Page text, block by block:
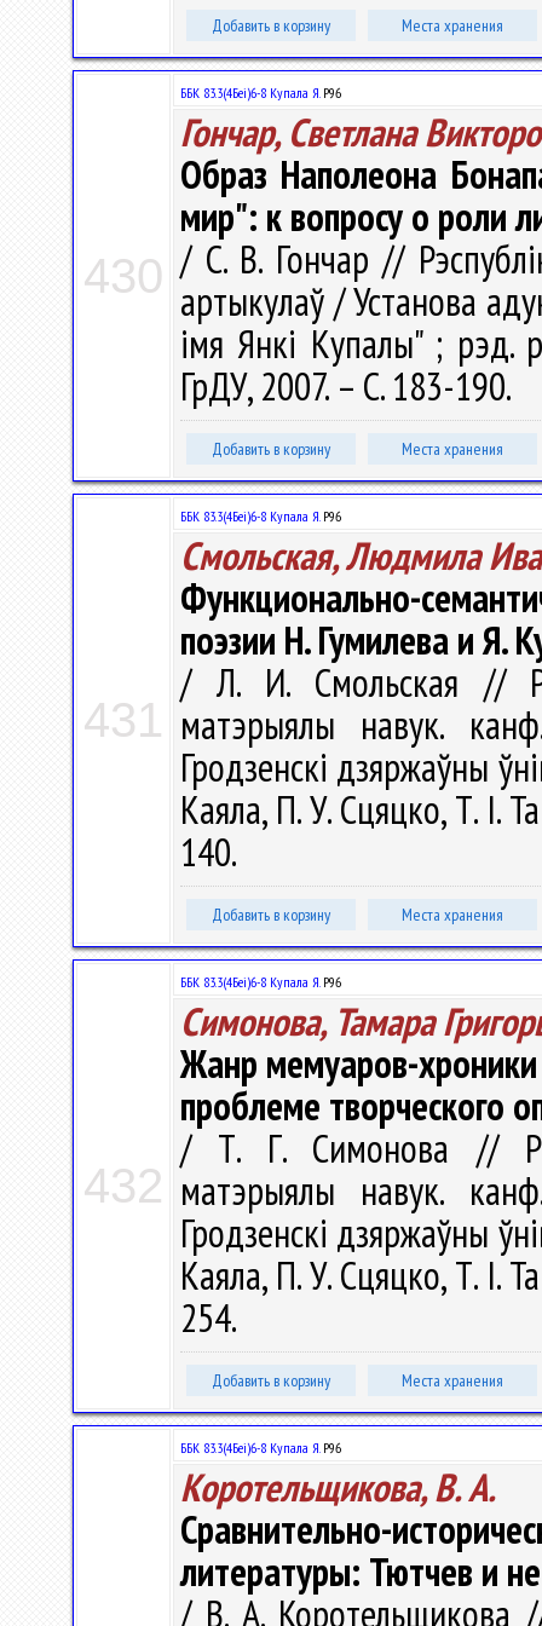
Добавить в корзину Места хранения
430
ББК 83.3(4Беі)6-8 Купала Я.Р96
Гончар, Светлана
Образ Наполеона
мир": к вопросу о роли
/ С. В. Гончар //
артыкулаў / Установа
імя Янкі Купалы" ; рэд.
ГрДУ, 2007. – С. 183-190.
Добавить в корзину Места хранения
431
ББК 83.3(4Беі)6-8 Купала Я.Р96
Смольская, Людмила
Функционально-
поэзии Н. Гумилева и Я.
/ Л. И. Смольская //
матэрыялы навук.
Гродзенскi дзяржаўны
Каяла, П. У. Сцяцко, Т. І.
140.
Добавить в корзину Места хранения
432
ББК 83.3(4Беі)6-8 Купала Я.Р96
Симонова, Тамара
Жанр мемуаров-хроники
проблеме творческого
/ Т. Г. Симонова //
матэрыялы навук.
Гродзенскi дзяржаўны
Каяла, П. У. Сцяцко, Т. І.
254.
Добавить в корзину Места хранения
ББК 83.3(4Беі)6-8 Купала Я.Р96
Коротельщикова, В. А.
Сравнительно-
литературы: Тютчев и
/ В. А. Коротельщикова //